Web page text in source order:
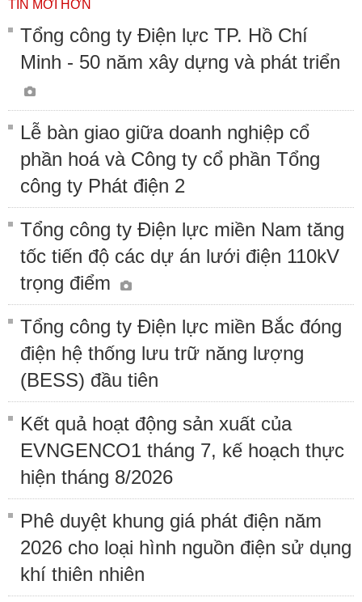
TIN MỚI HƠN
Tổng công ty Điện lực TP. Hồ Chí
Minh - 50 năm xây dựng và phát triển
Lễ bàn giao giữa doanh nghiệp cổ
phần hoá và Công ty cổ phần Tổng
công ty Phát điện 2
Tổng công ty Điện lực miền Nam tăng
tốc tiến độ các dự án lưới điện 110kV
trọng điểm
Tổng công ty Điện lực miền Bắc đóng
điện hệ thống lưu trữ năng lượng
(BESS) đầu tiên
Kết quả hoạt động sản xuất của
EVNGENCO1 tháng 7, kế hoạch thực
hiện tháng 8/2026
Phê duyệt khung giá phát điện năm
2026 cho loại hình nguồn điện sử dụng
khí thiên nhiên